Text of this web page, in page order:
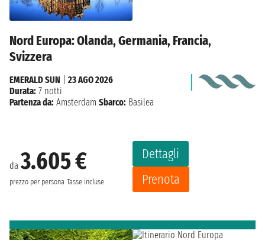
Nord Europa: Olanda, Germania, Francia,
Svizzera
da3.605 €
prezzo per persona Tasse incluse
Dettagli
Prenota
EMERALD SUN
23 AGO 2026
Durata: 7 notti
Partenza da: Amsterdam Sbarco: Basilea